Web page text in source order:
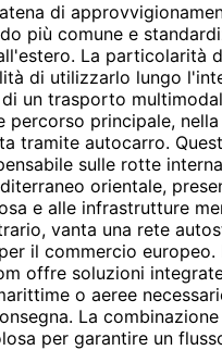
di
più comune e
La particolarità
di utilizzarlo lungo
un trasporto
principale,
tramite autocarro.
sulle rotte
orientale,
e alle infrastrutture
vanta una rete
il commercio europeo.
offre soluzioni
o aeree
La
per garantire un